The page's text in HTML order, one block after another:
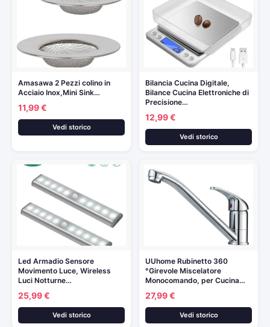
Amasawa 2 Pezzi colino in
Acciaio Inox,Mini Sink…
11,99 €
Vedi storico
Bilancia Cucina Digitale,
Bilance Cucina Elettroniche di
Precisione…
12,99 €
Vedi storico
Led Armadio Sensore
Movimento Luce, Wireless
Luci Notturne…
25,99 €
Vedi storico
UUhome Rubinetto 360
°Girevole Miscelatore
Monocomando, per Cucina…
27,99 €
Vedi storico